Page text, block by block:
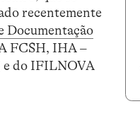
recentemente
Documentação
FCSH, IHA –
do IFILNOVA